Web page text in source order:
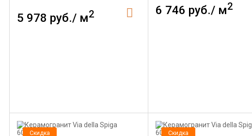
5 978 руб./ м2 6 746 руб./ м2
Скидка Скидка